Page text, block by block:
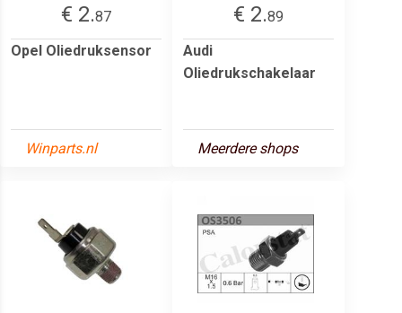
€ 2.87
Opel Oliedruksensor
Winparts.nl
€ 2.89
Audi
Oliedrukschakelaar
Meerdere shops